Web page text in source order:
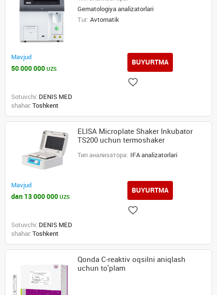
Gematologiya analizatorlari
Tur: Avtomatik
Mavjud
50 000 000 UZS
BUYURTMA
Sotuvchi: DENIS MED
shahar: Toshkent
ELISA Microplate Shaker Inkubator
TS200 uchun termoshaker
Тип анализатора: IFA analizatorlari
Mavjud
dan 13 000 000 UZS
BUYURTMA
Sotuvchi: DENIS MED
shahar: Toshkent
Qonda C-reaktiv oqsilni aniqlash
uchun to'plam